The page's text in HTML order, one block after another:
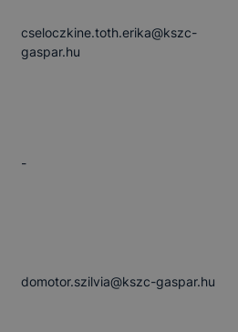
cseloczkine.toth.erika​@kszc-
gaspar.hu
-
domotor.szilvia​@kszc-gaspar.hu